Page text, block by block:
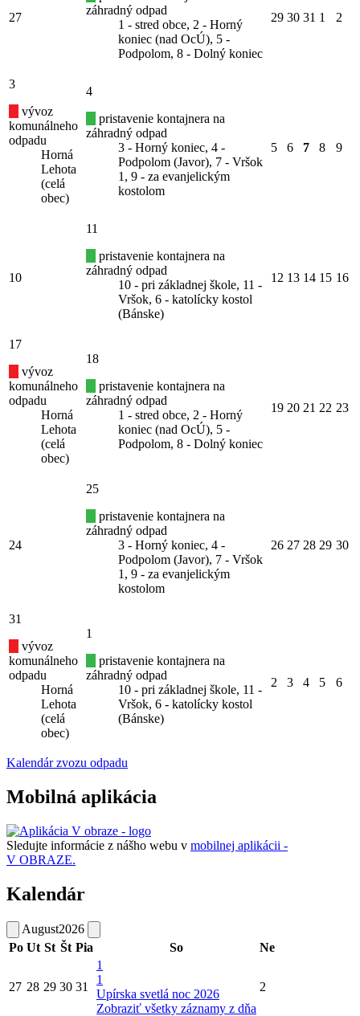
27
záhradný odpad
1 - stred obce, 2 - Horný
koniec (nad OcÚ), 5 -
Podpolom, 8 - Dolný koniec
29 30 31 1 2
3
vývoz
komunálneho
odpadu
Horná
Lehota
(celá
obec)
4
pristavenie kontajnera na
záhradný odpad
3 - Horný koniec, 4 -
Podpolom (Javor), 7 - Vršok
1, 9 - za evanjelickým
kostolom
5 6 7 8 9
10
11
pristavenie kontajnera na
záhradný odpad
10 - pri základnej škole, 11 -
Vršok, 6 - katolícky kostol
(Bánske)
12 13 14 15 16
17
vývoz
komunálneho
odpadu
Horná
Lehota
(celá
obec)
18
pristavenie kontajnera na
záhradný odpad
1 - stred obce, 2 - Horný
koniec (nad OcÚ), 5 -
Podpolom, 8 - Dolný koniec
19 20 21 22 23
24
25
pristavenie kontajnera na
záhradný odpad
3 - Horný koniec, 4 -
Podpolom (Javor), 7 - Vršok
1, 9 - za evanjelickým
kostolom
26 27 28 29 30
31
vývoz
komunálneho
odpadu
Horná
Lehota
(celá
obec)
1
pristavenie kontajnera na
záhradný odpad
10 - pri základnej škole, 11 -
Vršok, 6 - katolícky kostol
(Bánske)
2 3 4 5 6
Kalendár zvozu odpadu
Mobilná aplikácia
Sledujte informácie z nášho webu v mobilnej aplikácii -
V OBRAZE.
Kalendár
August2026
Po Ut St Št Pia So Ne
27 28 29 30 31
1
1
Upírska svetlá noc 2026
Zobraziť všetky záznamy z dňa
2